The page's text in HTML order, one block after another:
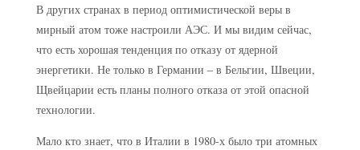
В других странах в период оптимистической веры в
мирный атом тоже настроили АЭС. И мы видим сейчас,
что есть хорошая тенденция по отказу от ядерной
энергетики. Не только в Германии – в Бельгии, Швеции,
Щвейцарии есть планы полного отказа от этой опасной
технологии.
Мало кто знает, что в Италии в 1980-х было три атомных